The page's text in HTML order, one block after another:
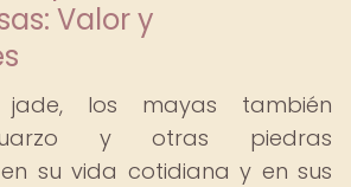
Valor y
los mayas también
y otras piedras
su vida cotidiana y en sus